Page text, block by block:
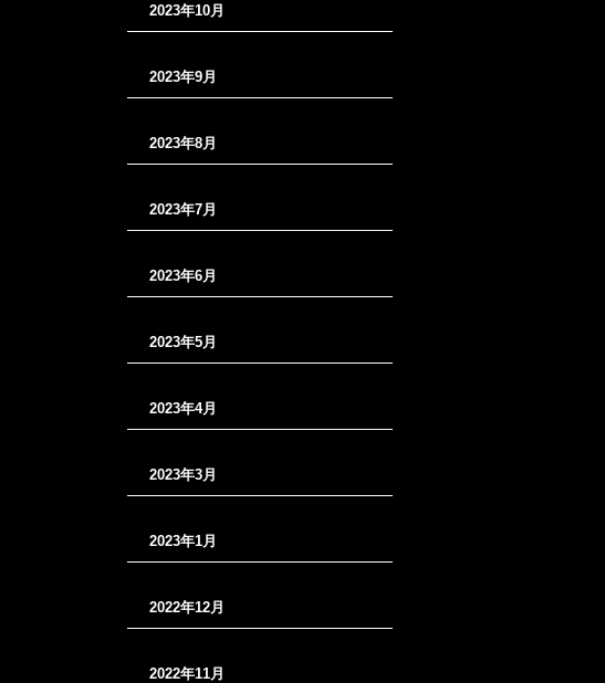
2023年10月
2023年9月
2023年8月
2023年7月
2023年6月
2023年5月
2023年4月
2023年3月
2023年1月
2022年12月
2022年11月